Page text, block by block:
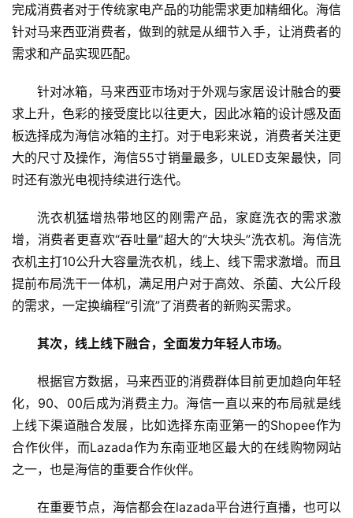
新
商
业
完成消费者对于传统家电产品的功能需求更加精细化。海信
针对马来西亚消费者，做到的就是从细节入手，让消费者的
需求和产品实现匹配。
针对冰箱，马来西亚市场对于外观与家居设计融合的要
求上升，色彩的接受度比以往更大，因此冰箱的设计感及面
板选择成为海信冰箱的主打。对于电彩来说，消费者关注更
大的尺寸及操作，海信55寸销量最多，ULED支架最快，同
时还有激光电视持续进行迭代。
洗衣机猛增热带地区的刚需产品，家庭洗衣的需求激
增，消费者更喜欢“吞吐量”超大的“大块头”洗衣机。海信洗
衣机主打10公升大容量洗衣机，线上、线下需求激增。而且
提前布局洗干一体机，满足用户对于高效、杀菌、大公斤段
的需求，一定换编程“引流”了消费者的新购买需求。
其次，线上线下融合，全面发力年轻人市场。
根据官方数据，马来西亚的消费群体目前更加趋向年轻
化，90、00后成为消费主力。海信一直以来的布局就是线
上线下渠道融合发展，比如选择东南亚第一的Shopee作为
合作伙伴，而Lazada作为东南亚地区最大的在线购物网站
之一，也是海信的重要合作伙伴。
在重要节点，海信都会在lazada平台进行直播，也可以